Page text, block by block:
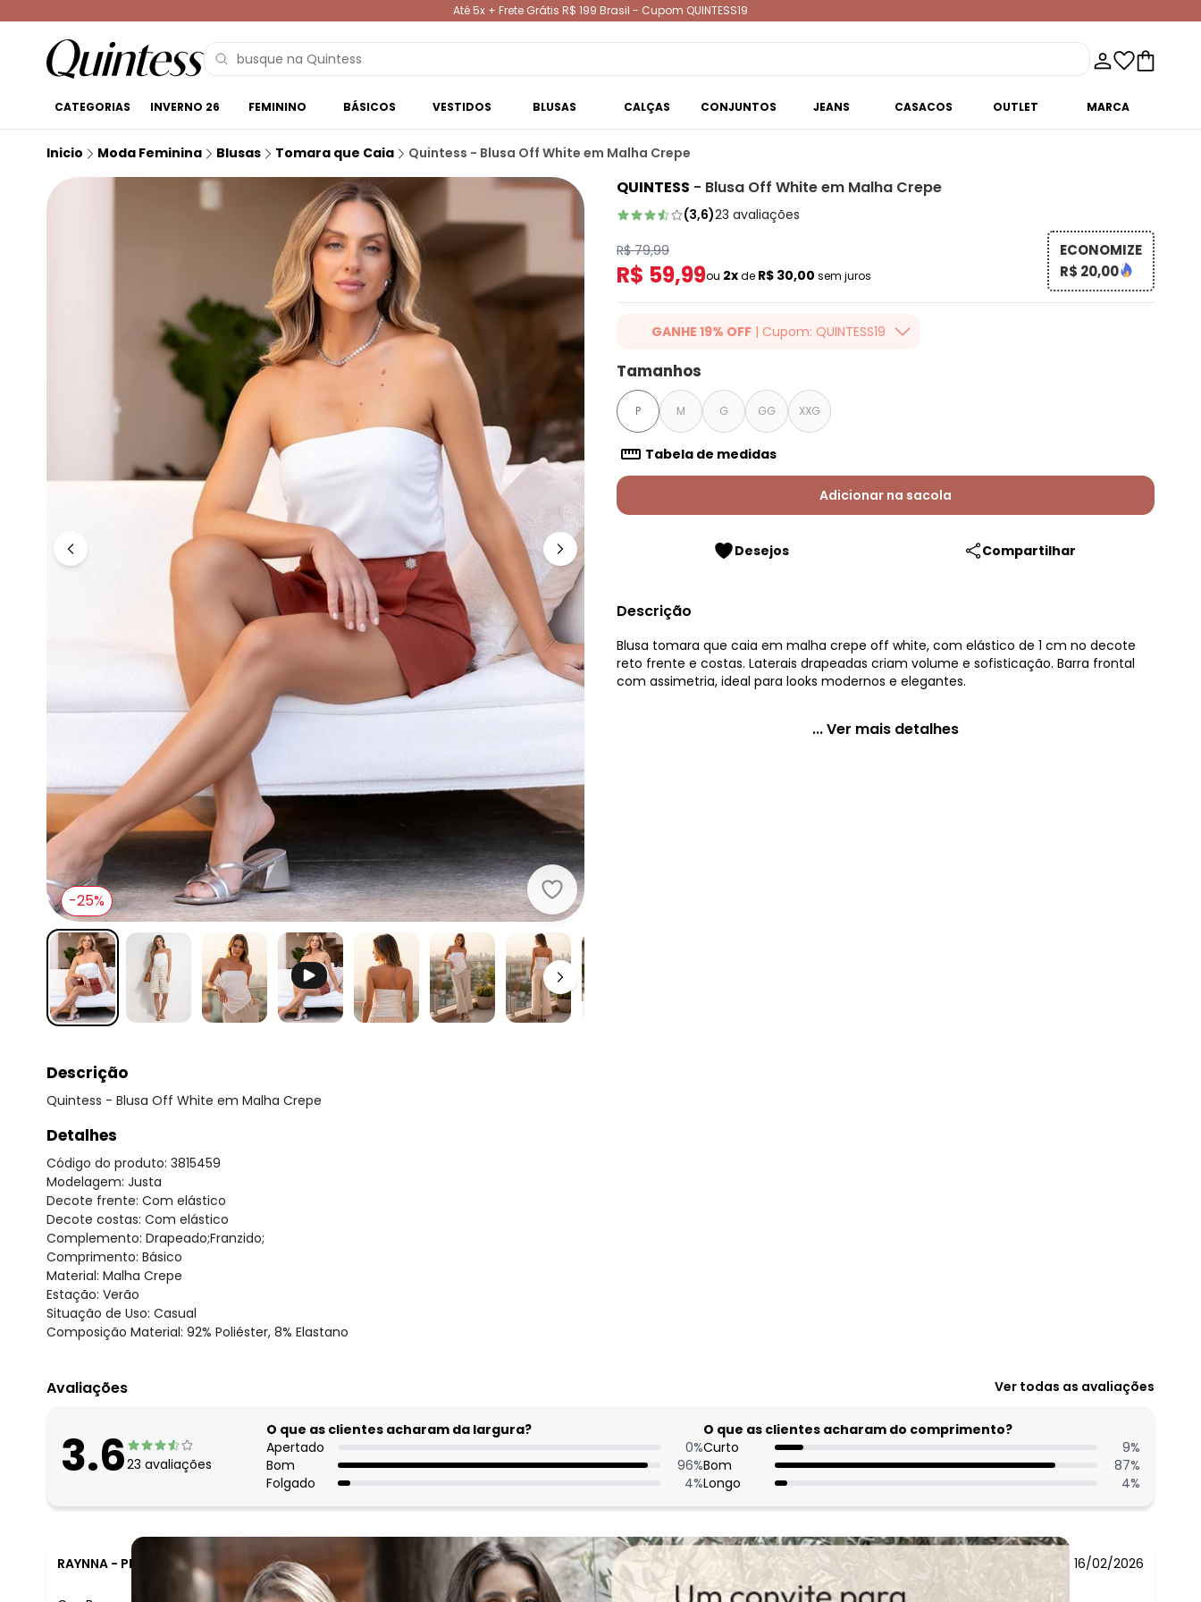
Até 5x + Frete Grátis R$ 199 Brasil - Cupom QUINTESS19
CATEGORIAS INVERNO 26 FEMININO BÁSICOS VESTIDOS BLUSAS CALÇAS CONJUNTOS JEANS CASACOS OUTLET MARCA
Inicio Moda Feminina Blusas Tomara que Caia Quintess - Blusa Off White em Malha Crepe
Quintess - Blusa Off White em Malha Crepe
-25%
QUINTESS - Blusa Off White em Malha Crepe
(3,6)23 avaliações
R$ 79,99
R$ 59,99ou 2xde R$ 30,00 sem juros
ECONOMIZE
R$ 20,00
GANHE 19% OFF | Cupom: QUINTESS19
Ganhe 19% OFF Extra em qualquer valor, usando o
cupom: QUINTESS19. Válido para toda loja Quintess,
até 07/08/2026.
Tamanhos
P M G GG XXG
Tabela de medidas
Adicionar na sacola
Desejos Compartilhar
Descrição
Blusa tomara que caia em malha crepe off white, com elástico de 1 cm no decote
reto frente e costas. Laterais drapeadas criam volume e sofisticação. Barra frontal
com assimetria, ideal para looks modernos e elegantes.
... Ver mais detalhes
Descrição
Quintess - Blusa Off White em Malha Crepe
Detalhes
Código do produto: 3815459
Modelagem: Justa
Decote frente: Com elástico
Decote costas: Com elástico
Complemento: Drapeado;Franzido;
Comprimento: Básico
Material: Malha Crepe
Estação: Verão
Situação de Uso: Casual
Composição Material: 92% Poliéster, 8% Elastano
Avaliações Ver todas as avaliações
3.623 avaliações
O que as clientes acharam da largura?
Apertado
0%
Bom
96%
Folgado
4%
O que as clientes acharam do comprimento?
Curto
9%
Bom
87%
Longo
4%
RAYNNA - PERDIZES - MG 16/02/2026